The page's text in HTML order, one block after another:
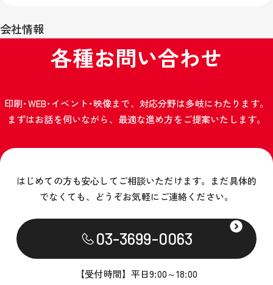
会社情報
各種お問い合わせ
印刷･WEB･イベント･映像まで、対応分野は多岐にわたります。
まずはお話を伺いながら、最適な進め方をご提案いたします。
はじめての方も安心してご相談いただけます。 まだ具体的
でなくても、どうぞお気軽にご連絡ください。
03-3699-0063
【受付時間】平日9:00～18:00